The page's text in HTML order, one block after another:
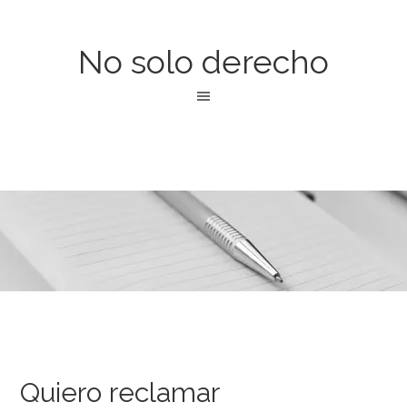
No solo derecho
Quiero reclamar